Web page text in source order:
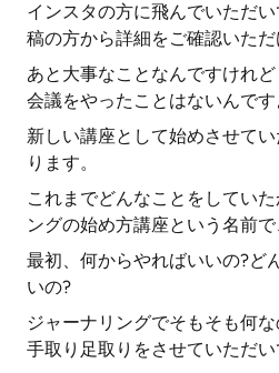
インスタの方に飛んでいただ
稿の方から詳細をご確認いただ
あと大事なことなんですけれ
会議をやったことはないんです
新しい講座として始めさせて
ります。
これまでどんなことをしてい
ングの始め方講座という名前で
最初、何からやればいいの?ど
いの?
ジャーナリングでそもそも何
手取り足取りをさせていただい